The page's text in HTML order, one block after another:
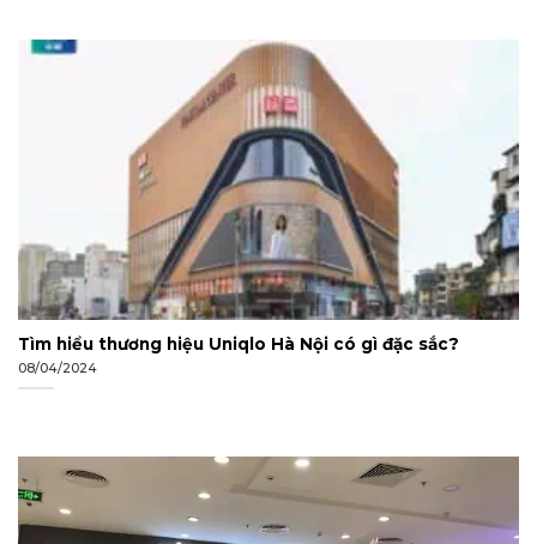
Tìm hiểu thương hiệu Uniqlo Hà Nội có gì đặc sắc?
08/04/2024